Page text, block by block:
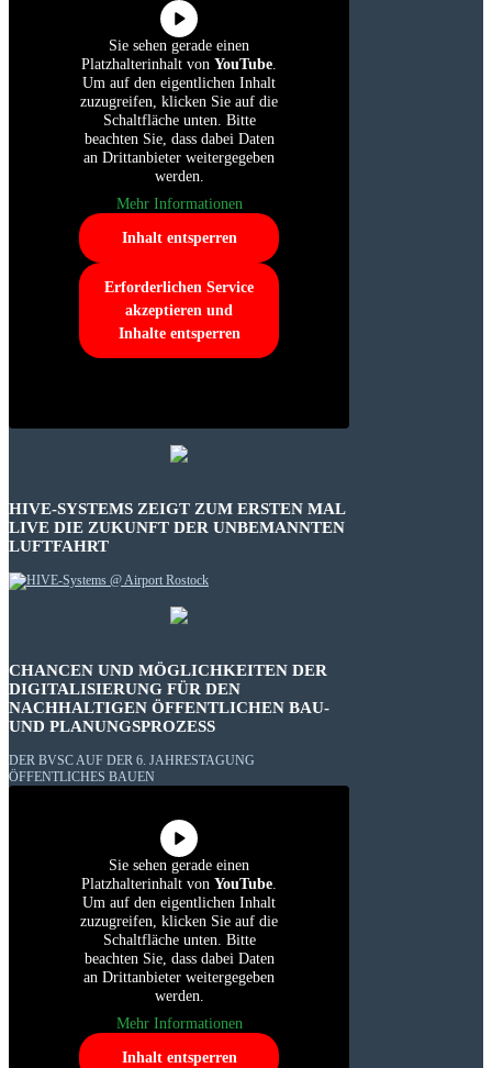
Sie sehen gerade einen
Platzhalterinhalt von YouTube.
Um auf den eigentlichen Inhalt
zuzugreifen, klicken Sie auf die
Schaltfläche unten. Bitte
beachten Sie, dass dabei Daten
an Drittanbieter weitergegeben
werden.
Mehr Informationen
Inhalt entsperren
Erforderlichen Service
akzeptieren und
Inhalte entsperren
HIVE-SYSTEMS ZEIGT ZUM ERSTEN MAL
LIVE DIE ZUKUNFT DER UNBEMANNTEN
LUFTFAHRT
CHANCEN UND MÖGLICHKEITEN DER
DIGITALISIERUNG FÜR DEN
NACHHALTIGEN ÖFFENTLICHEN BAU-
UND PLANUNGSPROZESS
DER BVSC AUF DER 6. JAHRESTAGUNG
ÖFFENTLICHES BAUEN
Sie sehen gerade einen
Platzhalterinhalt von YouTube.
Um auf den eigentlichen Inhalt
zuzugreifen, klicken Sie auf die
Schaltfläche unten. Bitte
beachten Sie, dass dabei Daten
an Drittanbieter weitergegeben
werden.
Mehr Informationen
Inhalt entsperren